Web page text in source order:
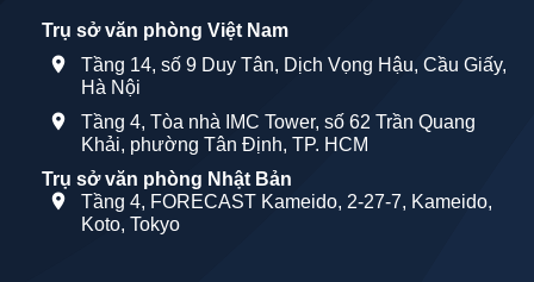
Trụ sở văn phòng Việt Nam
Tầng 14, số 9 Duy Tân, Dịch Vọng Hậu, Cầu Giấy,
Hà Nội
Tầng 4, Tòa nhà IMC Tower, số 62 Trần Quang
Khải, phường Tân Định, TP. HCM
Trụ sở văn phòng Nhật Bản
Tầng 4, FORECAST Kameido, 2-27-7, Kameido,
Koto, Tokyo